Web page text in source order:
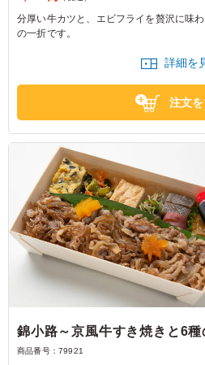
分厚い牛カツと、エビフライを贅沢に味
の一折です。
ぷりかけてお召し上がりいただくことで
でも美味しくお召し上がりいただけます
15品のおばんざいには、市松煮や雷蒟蒻
寧に焼き上げたふくさ卵、茄子田楽、子
み、一品一品に職人の丁寧な手仕事を感
お出汁のやさしい風味が全体を上品にま
を添えました。
接待や会食、行楽など、さまざまなシー
詳細を
注文
錦小路～京風牛すき焼きと6種
商品番号： 79921